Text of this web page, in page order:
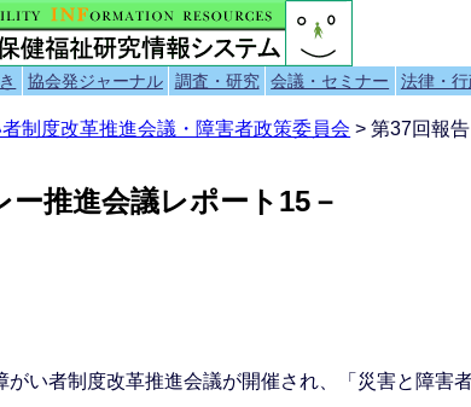
協会発ジャーナル 調査・研究 会議・セミナー 法律・行
制度改革推進会議・障害者政策委員会 > 第37回報
推進会議レポート15－
い者制度改革推進会議が開催され、「災害と障害